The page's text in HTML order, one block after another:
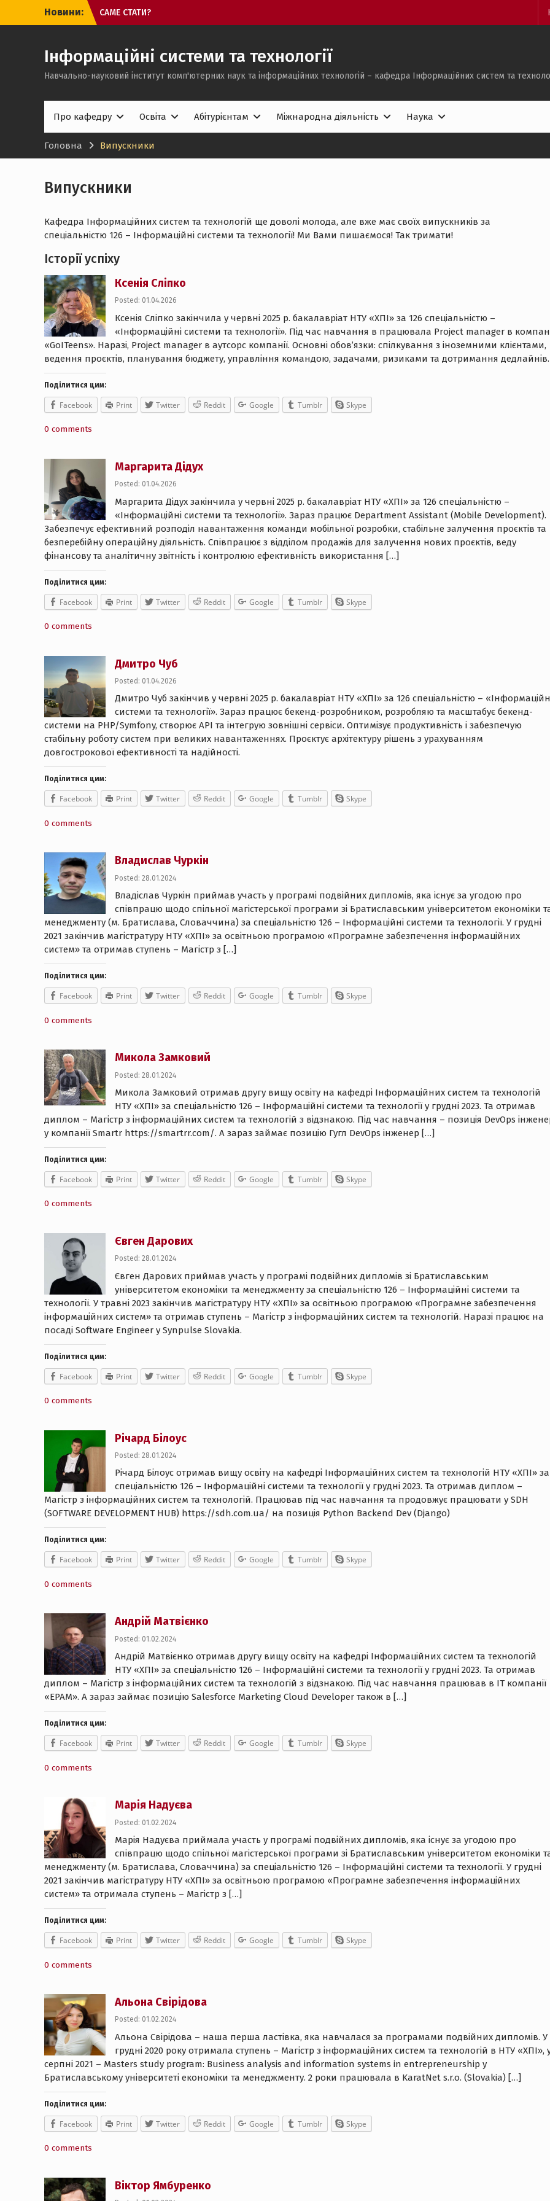
Новини:
💻 Обираєте ІТ-спеціальність, але ще
не до кінця розумієте, який напрям
27.07.2026 Відбувся захист дисертації
першого аспіранта кафедри
ХОЧЕШ В ІТ, АЛЕ ЩЕ НЕ ВИРІШИВ, КИМ
Інформаційні системи та технології
Навчально-науковий інститут комп'ютерних наук та інформаційних технологій – кафедра Інформаційних систем та
Про кафедру Освіта Абітурієнтам Міжнародна діяльність Наука
Головна Випускники
Випускники
Кафедра Інформаційних систем та технологій ще доволі молода, але вже має своїх випускників за
спеціальністю 126 – Інформаційні системи та технології! Ми Вами пишаємося! Так тримати!
Історії успіху
Ксенія Сліпко
Posted: 01.04.2026
Ксенія Сліпко закінчила у червні 2025 р. бакалавріат НТУ «ХПІ» за 126 спеціальністю –
«Інформаційні системи та технології». Під час навчання в працювала Project manager в
«GoITeens». Наразі, Project manager в аутсорс компанії. Основні обов’язки: спілкування з іноземними клієнтами,
ведення проєктів, планування бюджету, управління командою, задачами, ризиками та дотримання дедлайнів.
Поділитися цим:
Facebook Print Twitter Reddit Google Tumblr Skype
0 comments
Маргарита Дідух
Posted: 01.04.2026
Маргарита Дідух закінчила у червні 2025 р. бакалавріат НТУ «ХПІ» за 126 спеціальністю –
«Інформаційні системи та технології». Зараз працює Department Assistant (Mobile Development).
Забезпечує ефективний розподіл навантаження команди мобільної розробки, стабільне залучення проєктів та
безперебійну операційну діяльність. Співпрацює з відділом продажів для залучення нових проєктів, веду
фінансову та аналітичну звітність і контролюю ефективність використання […]
Поділитися цим:
Facebook Print Twitter Reddit Google Tumblr Skype
0 comments
Дмитро Чуб
Posted: 01.04.2026
Дмитро Чуб закінчив у червні 2025 р. бакалавріат НТУ «ХПІ» за 126 спеціальністю –
системи та технології». Зараз працює бекенд-розробником, розробляю та масштабує бекенд-
системи на PHP/Symfony, створює API та інтегрую зовнішні сервіси. Оптимізує продуктивність і забезпечую
стабільну роботу систем при великих навантаженнях. Проєктує архітектуру рішень з урахуванням
довгострокової ефективності та надійності.
Поділитися цим:
Facebook Print Twitter Reddit Google Tumblr Skype
0 comments
Владислав Чуркін
Posted: 28.01.2024
Владіслав Чуркін приймав участь у програмі подвійних дипломів, яка існує за угодою про
співпрацю щодо спільної магістерської програми зі Братиславським університетом економіки
менеджменту (м. Братислава, Словаччина) за спеціальністю 126 – Інформаційні системи та технології. У грудні
2021 закінчив магістратуру НТУ «ХПІ» за освітньою програмою «Програмне забезпечення інформаційних
систем» та отримав ступень – Магістр з […]
Поділитися цим:
Facebook Print Twitter Reddit Google Tumblr Skype
0 comments
Микола Замковий
Posted: 28.01.2024
Микола Замковий отримав другу вищу освіту на кафедрі Інформаційних систем та технологій
НТУ «ХПІ» за спеціальністю 126 – Інформаційні системи та технології у грудні 2023. Та отримав
диплом – Магістр з інформаційних систем та технологій з відзнакою. Під час навчання – позиція DevOps
у компанії Smartr https://smartrr.com/. А зараз займає позицію Гугл DevOps інженер […]
Поділитися цим:
Facebook Print Twitter Reddit Google Tumblr Skype
0 comments
Євген Дарових
Posted: 28.01.2024
Євген Дарових приймав участь у програмі подвійних дипломів зі Братиславським
університетом економіки та менеджменту за спеціальністю 126 – Інформаційні системи та
технології. У травні 2023 закінчив магістратуру НТУ «ХПІ» за освітньою програмою «Програмне забезпечення
інформаційних систем» та отримав ступень – Магістр з інформаційних систем та технологій. Наразі працює на
посаді Software Engineer у Synpulse Slovakia.
Поділитися цим:
Facebook Print Twitter Reddit Google Tumblr Skype
0 comments
Річард Білоус
Posted: 28.01.2024
Річард Білоус отримав вищу освіту на кафедрі Інформаційних систем та технологій НТУ «ХПІ» за
спеціальністю 126 – Інформаційні системи та технології у грудні 2023. Та отримав диплом –
Магістр з інформаційних систем та технологій. Працював під час навчання та продовжує працювати у SDH
(SOFTWARE DEVELOPMENT HUB) https://sdh.com.ua/ на позиція Python Backend Dev (Django)
Поділитися цим:
Facebook Print Twitter Reddit Google Tumblr Skype
0 comments
Андрій Матвієнко
Posted: 01.02.2024
Андрій Матвієнко отримав другу вищу освіту на кафедрі Інформаційних систем та технологій
НТУ «ХПІ» за спеціальністю 126 – Інформаційні системи та технології у грудні 2023. Та отримав
диплом – Магістр з інформаційних систем та технологій з відзнакою. Під час навчання працював в ІТ компанії
«EPAM». А зараз займає позицію Salesforce Marketing Cloud Developer також в […]
Поділитися цим:
Facebook Print Twitter Reddit Google Tumblr Skype
0 comments
Марія Надуєва
Posted: 01.02.2024
Марія Надуєва приймала участь у програмі подвійних дипломів, яка існує за угодою про
співпрацю щодо спільної магістерської програми зі Братиславським університетом економіки
менеджменту (м. Братислава, Словаччина) за спеціальністю 126 – Інформаційні системи та технології. У грудні
2021 закінчив магістратуру НТУ «ХПІ» за освітньою програмою «Програмне забезпечення інформаційних
систем» та отримала ступень – Магістр з […]
Поділитися цим:
Facebook Print Twitter Reddit Google Tumblr Skype
0 comments
Альона Свірідова
Posted: 01.02.2024
Альона Свірідова – наша перша ластівка, яка навчалася за програмами подвійних дипломів. У
грудні 2020 року отримала ступень – Магістр з інформаційних систем та технологій в НТУ «ХПІ»,
серпні 2021 – Masters study program: Business analysis and information systems in entrepreneurship у
Братиславському університеті економіки та менеджменту. 2 роки працювала в KaratNet s.r.o. (Slovakia) […]
Поділитися цим:
Facebook Print Twitter Reddit Google Tumblr Skype
0 comments
Віктор Ямбуренко